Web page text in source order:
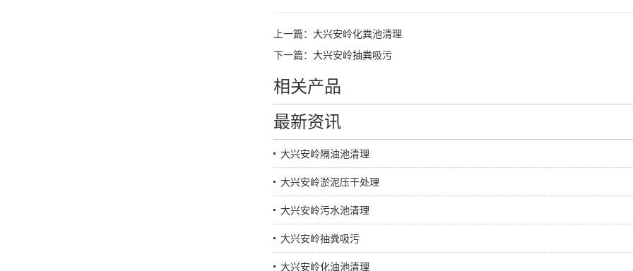
上一篇： 大兴安岭化粪池清理
下一篇： 大兴安岭抽粪吸污
相关产品
最新资讯
大兴安岭隔油池清理
大兴安岭淤泥压干处理
大兴安岭污水池清理
大兴安岭抽粪吸污
大兴安岭化油池清理